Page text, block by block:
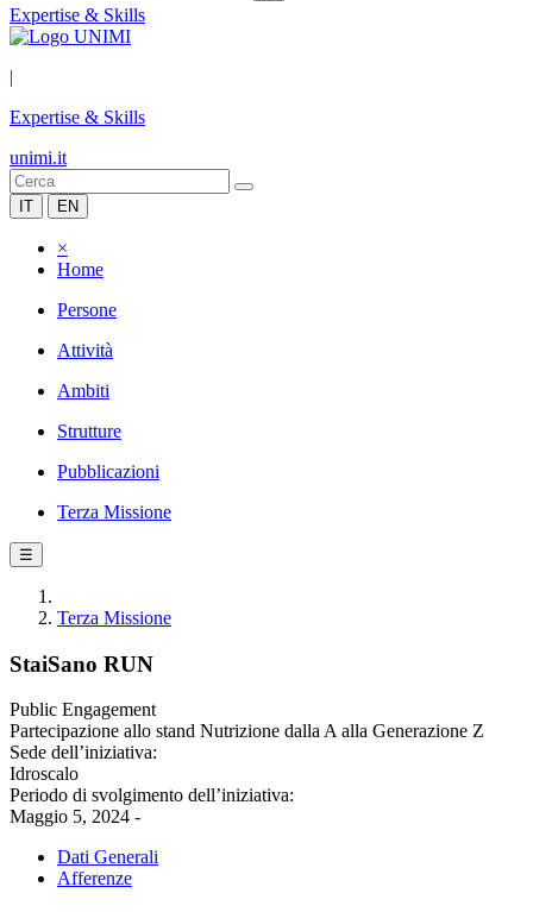
Expertise & Skills
|
Expertise & Skills
unimi.it
IT EN
×
Home
Persone
Attività
Ambiti
Strutture
Pubblicazioni
Terza Missione
☰
Terza Missione
StaiSano RUN
Public Engagement
Partecipazione allo stand Nutrizione dalla A alla Generazione Z
Sede dell’iniziativa:
Idroscalo
Periodo di svolgimento dell’iniziativa:
Maggio 5, 2024 -
Dati Generali
Afferenze